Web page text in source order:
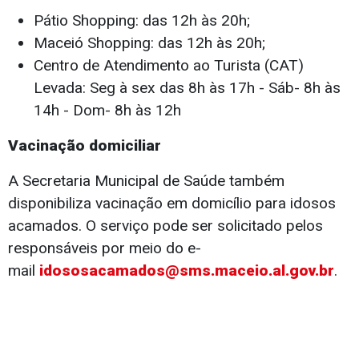
Pátio Shopping: das 12h às 20h;
Maceió Shopping: das 12h às 20h;
Centro de Atendimento ao Turista (CAT)
Levada: Seg à sex das 8h às 17h - Sáb- 8h às
14h - Dom- 8h às 12h
Vacinação domiciliar
A Secretaria Municipal de Saúde também
disponibiliza vacinação em domicílio para idosos
acamados. O serviço pode ser solicitado pelos
responsáveis por meio do e-
mail idososacamados@sms.maceio.al.gov.br.